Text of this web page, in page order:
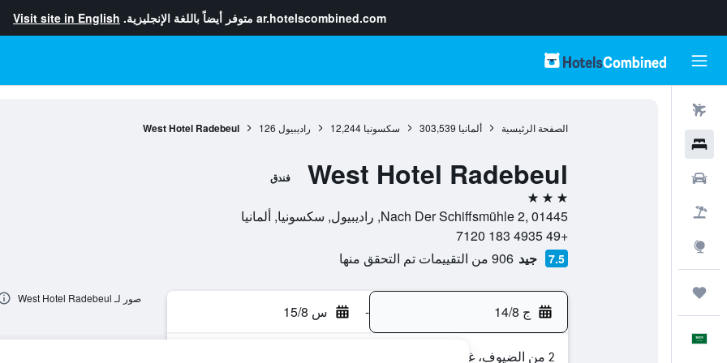
ar.hotelscombined.com متوفر أيضاً باللغة الإنجليزية. Visit site in English
الصفحة الرئيسية ألمانيا 303,539 سكسونيا 12,244 راديبيول 126
West Hotel Radebeul
West Hotel Radebeul فندق
3 نجوم
Nach Der Schiffsmühle 2, 01445, راديبيول, سكسونيا, ألمانيا
+49 4935 183 7120
7.5 جيد 906 من التقييمات تم التحقق منها
ج 14/8 - س 15/8
2 من الضيوف، غرفة واحدة
صور لـ West Hotel Radebeul